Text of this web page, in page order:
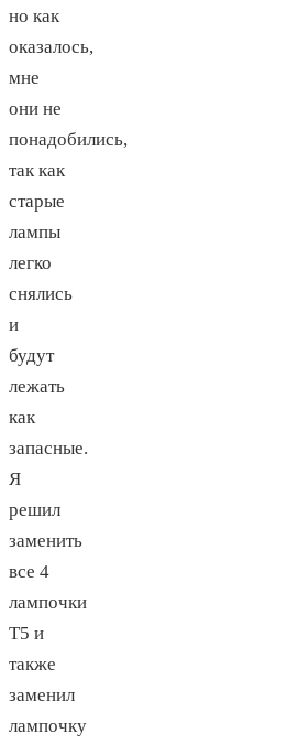
но как
оказалось,
мне
они не
понадобились,
так как
старые
лампы
легко
снялись
и
будут
лежать
как
запасные.
Я
решил
заменить
все 4
лампочки
Т5 и
также
заменил
лампочку